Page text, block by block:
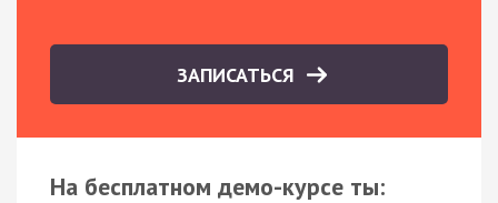
ЗАПИСАТЬСЯ
На бесплатном демо-курсе ты: